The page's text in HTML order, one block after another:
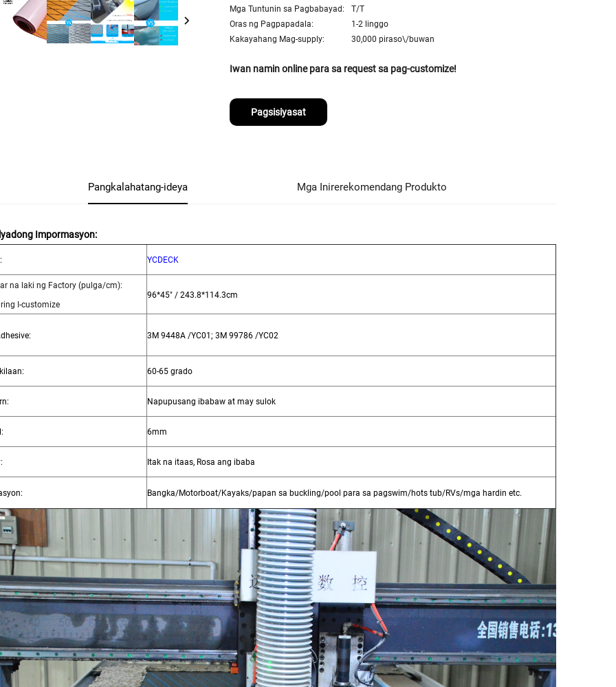
Mga Tuntunin sa Pagbabayad:
T/T
Oras ng Pagpapadala:
1-2 linggo
Kakayahang Mag-supply:
30,000 piraso\/buwan
Iwan namin online para sa request sa pag-customize!
Pagsisiyasat
Pangkalahatang-ideya Mga Inirerekomendang Produkto
Impormasyon:
YCDECK
na laki ng Factory (pulga/cm):
I-customize
96*45" / 243.8*114.3cm
3M 9448A /YC01; 3M 99786 /YC02
60-65 grado
Napupusang ibabaw at may sulok
6mm
Itak na itaas, Rosa ang ibaba
Bangka/Motorboat/Kayaks/papan sa buckling/pool para sa pagswim/hots tub/RVs/mga hardin etc.